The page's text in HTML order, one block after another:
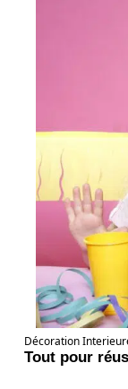
Décoration
Tout pour